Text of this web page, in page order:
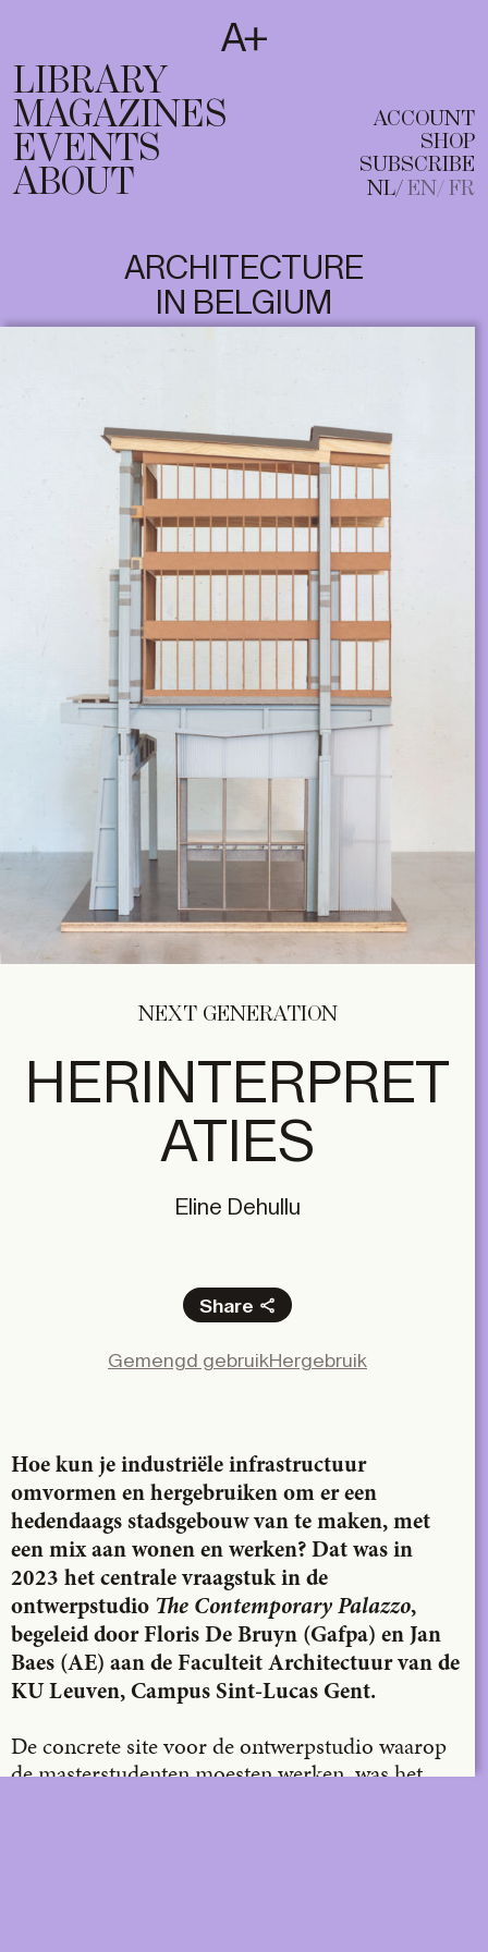
T
EN FR
LIBRARY
MAGAZINES
EVENTS
ABOUT
ACCOUNT
SHOP
SUBSCRIBE
NL EN FR
ARCHITECTURE
IN BELGIUM
NEXT GENERATION
HERINTERPRET
ATIES
Eline Dehullu
Share
Gemengd gebruikHergebruik
Hoe kun je industriële infrastructuur
omvormen en hergebruiken om er een
hedendaags stadsgebouw van te maken, met
een mix aan wonen en werken? Dat was in
2023 het centrale vraagstuk in de
ontwerpstudio The Contemporary Palazzo,
begeleid door Floris De Bruyn (Gafpa) en Jan
Baes (AE) aan de Faculteit Architectuur van de
KU Leuven, Campus Sint-Lucas Gent.
De concrete site voor de ontwerpstudio waarop
de masterstudenten moesten werken, was het